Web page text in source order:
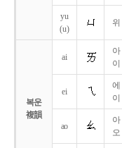
yu
(u)
위
복운
複韻
ai
아
이
ei
에
이
ao
아
오